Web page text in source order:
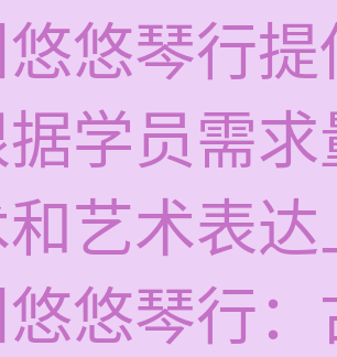
悠琴行
学员需
艺术表
悠琴行